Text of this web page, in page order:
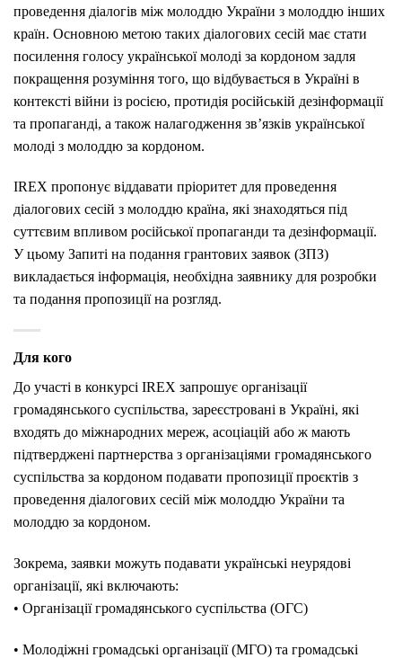
проведення діалогів між молоддю України з молоддю інших
країн. Основною метою таких діалогових сесій має стати
посилення голосу української молоді за кордоном задля
покращення розуміння того, що відбувається в Україні в
контексті війни із росією, протидія російській дезінформації
та пропаганді, а також налагодження зв’язків української
молоді з молоддю за кордоном.
IREX пропонує віддавати пріоритет для проведення
діалогових сесій з молоддю країна, які знаходяться під
суттєвим впливом російської пропаганди та дезінформації.
У цьому Запиті на подання грантових заявок (ЗПЗ)
викладається інформація, необхідна заявнику для розробки
та подання пропозиції на розгляд.
Для кого
До участі в конкурсі IREX запрошує організації
громадянського суспільства, зареєстровані в Україні, які
входять до міжнародних мереж, асоціацій або ж мають
підтверджені партнерства з організаціями громадянського
суспільства за кордоном подавати пропозиції проєктів з
проведення діалогових сесій між молоддю України та
молоддю за кордоном.
Зокрема, заявки можуть подавати українські неурядові
організації, які включають:
• Організації громадянського суспільства (ОГС)
• Молодіжні громадські організації (МГО) та громадські